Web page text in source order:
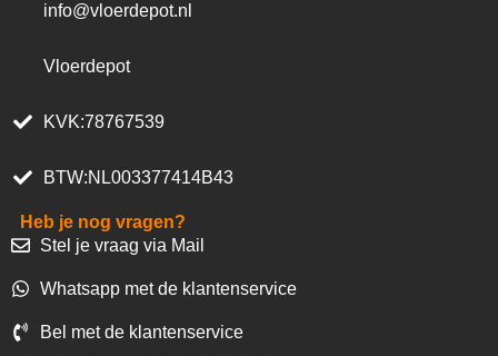
info@vloerdepot.nl
Vloerdepot
KVK:78767539
BTW:NL003377414B43
Heb je nog vragen?
Stel je vraag via Mail
Whatsapp met de klantenservice
Bel met de klantenservice